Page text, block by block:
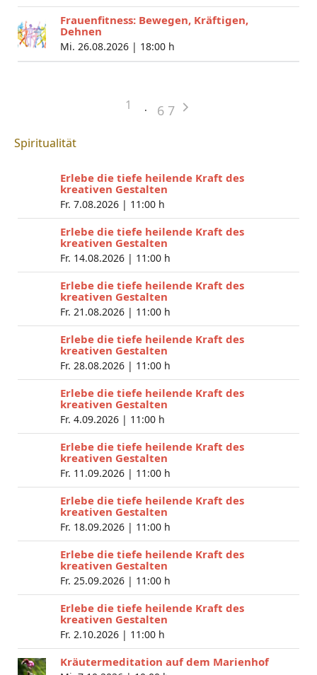
Frauenfitness: Bewegen, Kräftigen,
Dehnen
Mi. 26.08.2026 | 18:00 h
1 6 7
Spiritualität
Erlebe die tiefe heilende Kraft des
kreativen Gestalten
Fr. 7.08.2026 | 11:00 h
Erlebe die tiefe heilende Kraft des
kreativen Gestalten
Fr. 14.08.2026 | 11:00 h
Erlebe die tiefe heilende Kraft des
kreativen Gestalten
Fr. 21.08.2026 | 11:00 h
Erlebe die tiefe heilende Kraft des
kreativen Gestalten
Fr. 28.08.2026 | 11:00 h
Erlebe die tiefe heilende Kraft des
kreativen Gestalten
Fr. 4.09.2026 | 11:00 h
Erlebe die tiefe heilende Kraft des
kreativen Gestalten
Fr. 11.09.2026 | 11:00 h
Erlebe die tiefe heilende Kraft des
kreativen Gestalten
Fr. 18.09.2026 | 11:00 h
Erlebe die tiefe heilende Kraft des
kreativen Gestalten
Fr. 25.09.2026 | 11:00 h
Erlebe die tiefe heilende Kraft des
kreativen Gestalten
Fr. 2.10.2026 | 11:00 h
Kräutermeditation auf dem Marienhof